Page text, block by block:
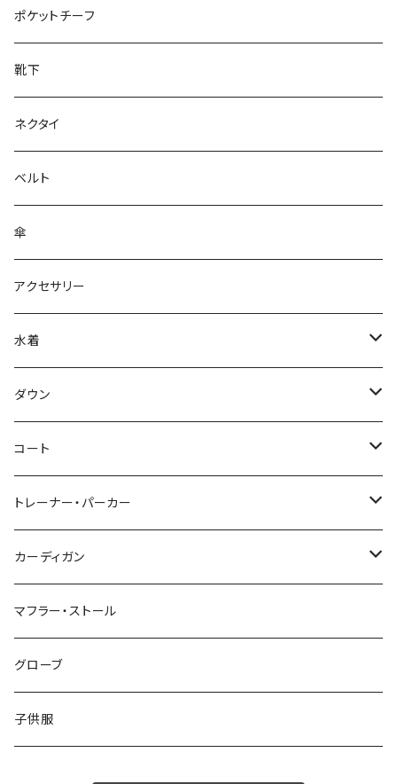
28cm～
ポケットチーフ
靴下
ネクタイ
ベルト
傘
アクセサリー
水着
～44/S
46/M
48/L
50/XL～
ダウン
～44/S
46/M
48/L
50/XL～
コート
～44/S
46/M
48/L
50/XL～
トレーナー・パーカー
～44/S
46/M
48/L
50/XL～
カーディガン
～44/S
46/M
48/L
マフラー・ストール
グローブ
子供服